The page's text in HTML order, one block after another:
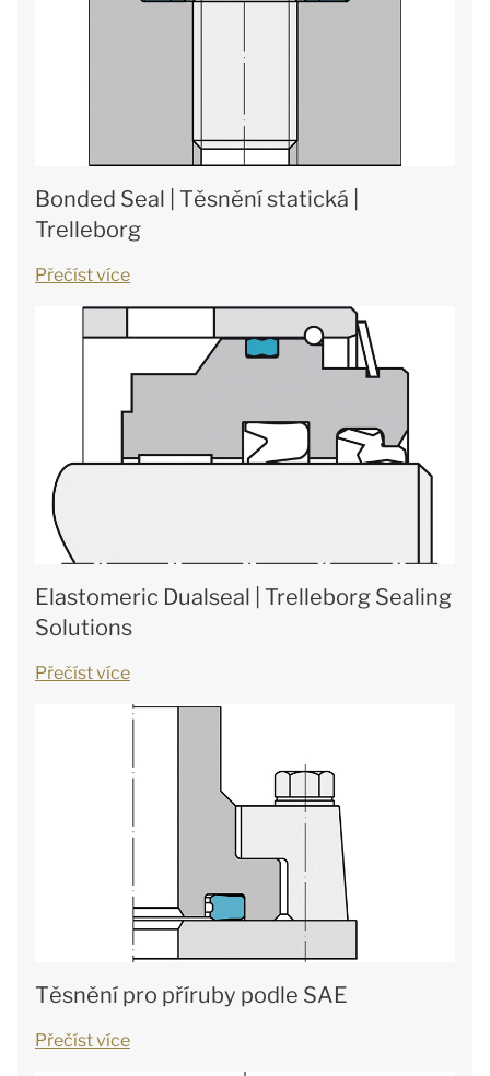
Bonded Seal | Těsnění statická |
Trelleborg
Přečíst více
Elastomeric Dualseal | Trelleborg Sealing
Solutions
Přečíst více
Těsnění pro příruby podle SAE
Přečíst více